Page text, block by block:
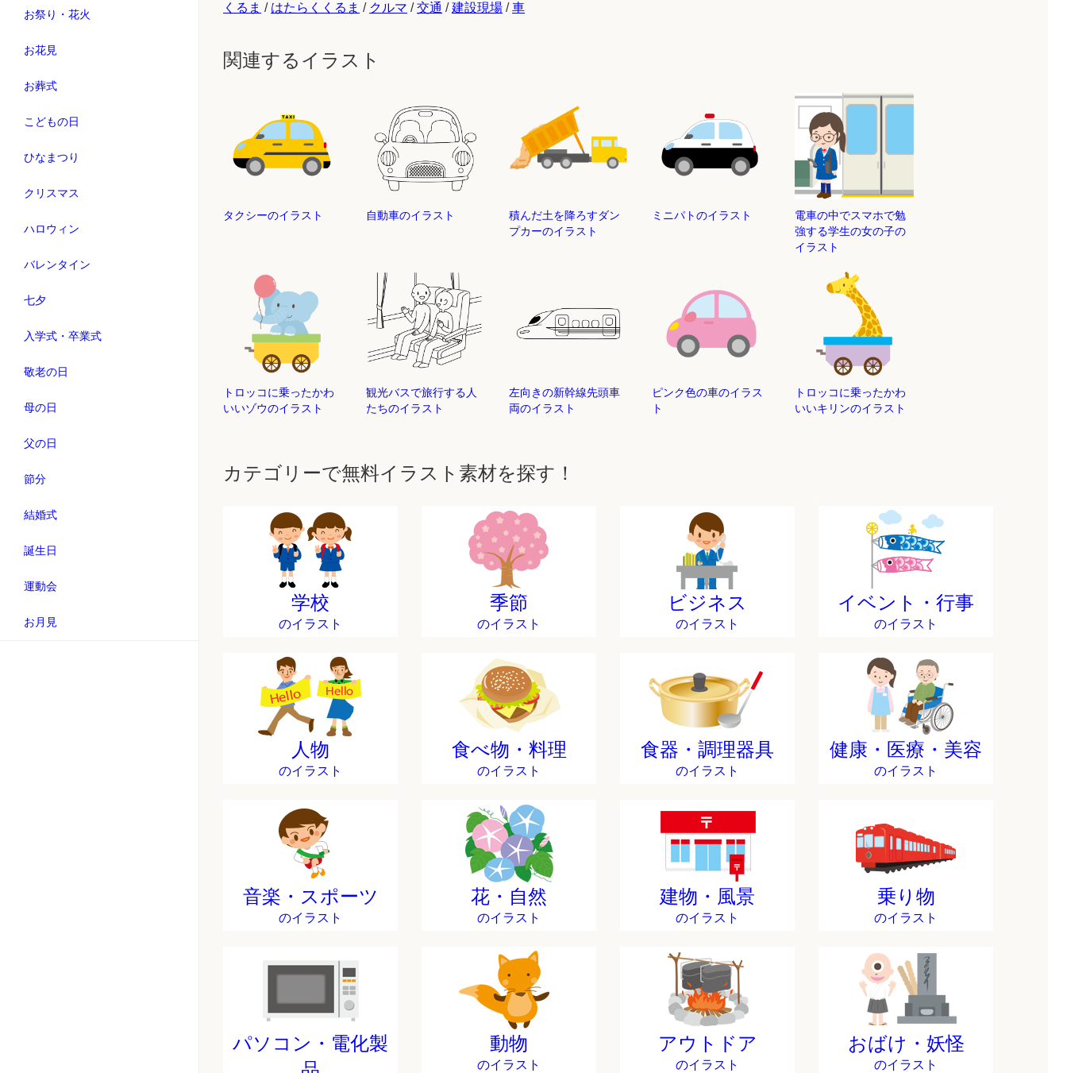
お祭り・花火
お花見
お葬式
こどもの日
ひなまつり
クリスマス
ハロウィン
バレンタイン
七夕
入学式・卒業式
敬老の日
母の日
父の日
節分
結婚式
誕生日
運動会
お月見
くるま / はたらくくるま / クルマ /交通 /建設現場 /車
関連するイラスト
タクシーのイラスト 自動車のイラスト
積んだ土を降ろすダン
プカーのイラスト
ミニパトのイラスト
電車の中でスマホで勉
強する学生の女の子の
イラスト
トロッコに乗ったかわ
いいゾウのイラスト
観光バスで旅行する人
たちのイラスト
左向きの新幹線先頭車
両のイラスト
ピンク色の車のイラス
ト
トロッコに乗ったかわ
いいキリンのイラスト
カテゴリーで無料イラスト素材を探す！
学校
のイラスト
季節
のイラスト
ビジネス
のイラスト
イベント・行事
のイラスト
人物
のイラスト
食べ物・料理
のイラスト
食器・調理器具
のイラスト
健康・医療・美容
のイラスト
音楽・スポーツ
のイラスト
花・自然
のイラスト
建物・風景
のイラスト
乗り物
のイラスト
パソコン・電化製
動物
のイラスト
アウトドア
のイラスト
おばけ・妖怪
のイラスト